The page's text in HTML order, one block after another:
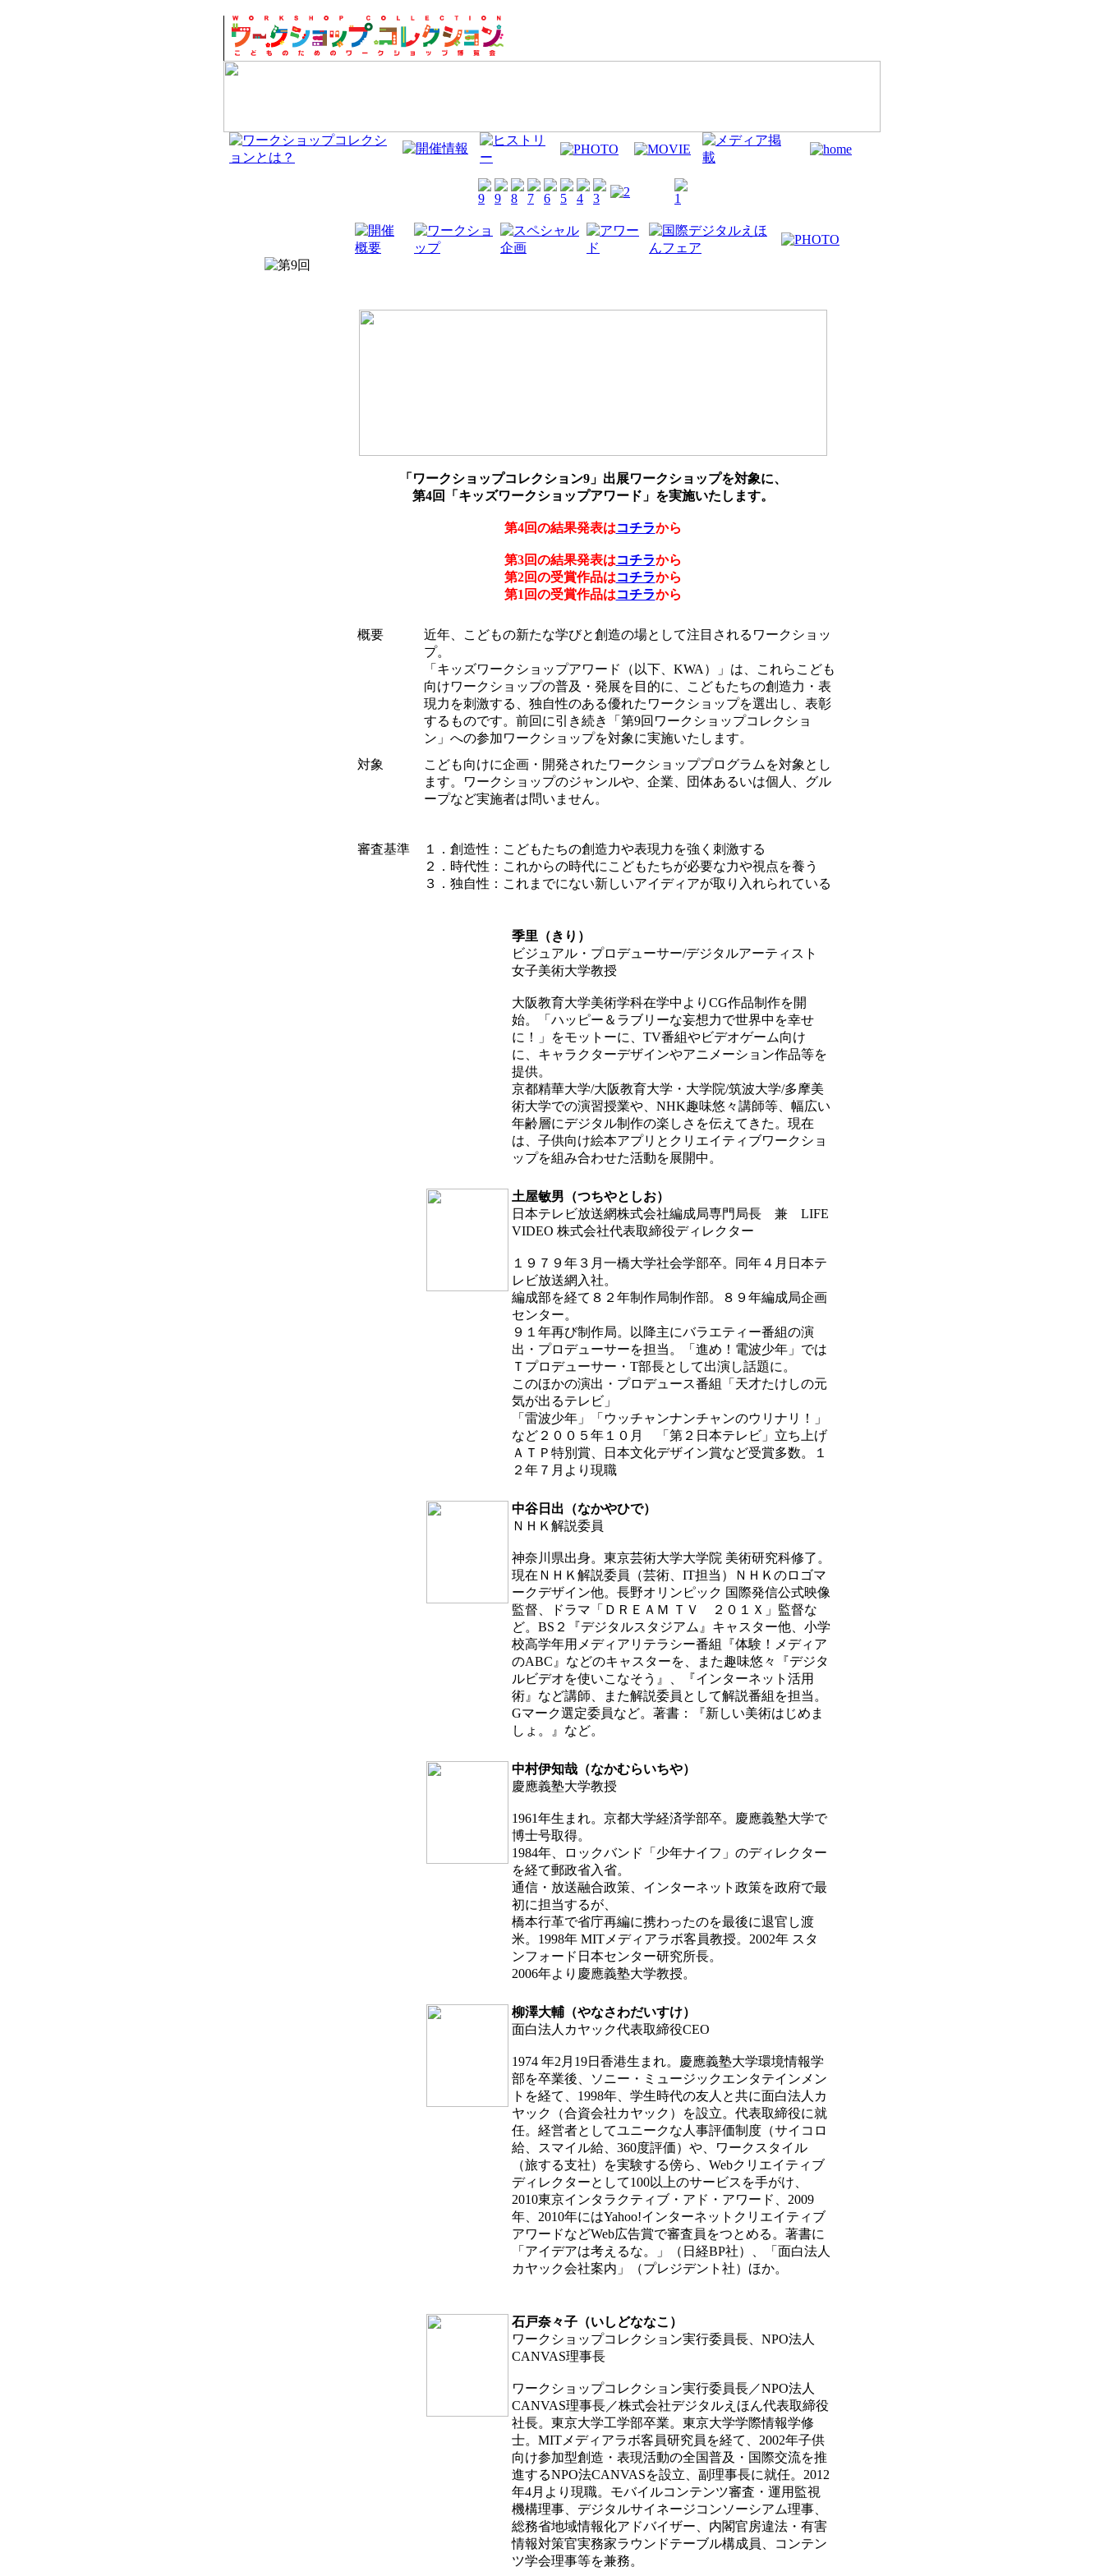
「ワークショップコレクション9」出展ワークショップを対象に、
第4回「キッズワークショップアワード」を実施いたします。
第4回の結果発表はコチラから
第3回の結果発表はコチラから
第2回の受賞作品はコチラから
第1回の受賞作品はコチラから
概要
近年、こどもの新たな学びと創造の場として注目されるワークショッ
プ。
「キッズワークショップアワード（以下、KWA）」は、これらこども
向けワークショップの普及・発展を目的に、こどもたちの創造力・表
現力を刺激する、独自性のある優れたワークショップを選出し、表彰
するものです。前回に引き続き「第9回ワークショップコレクショ
ン」への参加ワークショップを対象に実施いたします。
対象
こども向けに企画・開発されたワークショッププログラムを対象とし
ます。ワークショップのジャンルや、企業、団体あるいは個人、グル
ープなど実施者は問いません。
審査基準
１．創造性：こどもたちの創造力や表現力を強く刺激する
２．時代性：これからの時代にこどもたちが必要な力や視点を養う
３．独自性：これまでにない新しいアイディアが取り入れられている
季里（きり）
ビジュアル・プロデューサー/デジタルアーティスト
女子美術大学教授
大阪教育大学美術学科在学中よりCG作品制作を開
始。「ハッピー＆ラブリーな妄想力で世界中を幸せ
に！」をモットーに、TV番組やビデオゲーム向け
に、キャラクターデザインやアニメーション作品等を
提供。
京都精華大学/大阪教育大学・大学院/筑波大学/多摩美
術大学での演習授業や、NHK趣味悠々講師等、幅広い
年齢層にデジタル制作の楽しさを伝えてきた。現在
は、子供向け絵本アプリとクリエイティブワークショ
ップを組み合わせた活動を展開中。
土屋敏男（つちやとしお）
日本テレビ放送網株式会社編成局専門局長 兼 LIFE
VIDEO 株式会社代表取締役ディレクター
１９７９年３月一橋大学社会学部卒。同年４月日本テ
レビ放送網入社。
編成部を経て８２年制作局制作部。８９年編成局企画
センター。
９１年再び制作局。以降主にバラエティー番組の演
出・プロデューサーを担当。「進め！電波少年」では
Ｔプロデューサー・T部長として出演し話題に。
このほかの演出・プロデュース番組「天才たけしの元
気が出るテレビ」
「雷波少年」「ウッチャンナンチャンのウリナリ！」
など２００５年１０月 「第２日本テレビ」立ち上げ
ＡＴＰ特別賞、日本文化デザイン賞など受賞多数。１
２年７月より現職
中谷日出（なかやひで）
ＮＨＫ解説委員
神奈川県出身。東京芸術大学大学院 美術研究科修了。
現在ＮＨＫ解説委員（芸術、IT担当）ＮＨＫのロゴマ
ークデザイン他。長野オリンピック 国際発信公式映像
監督、ドラマ「ＤＲＥＡＭ ＴＶ ２０１Ｘ」監督な
ど。BS２『デジタルスタジアム』キャスター他、小学
校高学年用メディアリテラシー番組『体験！メディア
のABC』などのキャスターを、また趣味悠々『デジタ
ルビデオを使いこなそう』、『インターネット活用
術』など講師、また解説委員として解説番組を担当。
Gマーク選定委員など。著書：『新しい美術はじめま
しょ。』など。
中村伊知哉（なかむらいちや）
慶應義塾大学教授
1961年生まれ。京都大学経済学部卒。慶應義塾大学で
博士号取得。
1984年、ロックバンド「少年ナイフ」のディレクター
を経て郵政省入省。
通信・放送融合政策、インターネット政策を政府で最
初に担当するが、
橋本行革で省庁再編に携わったのを最後に退官し渡
米。1998年 MITメディアラボ客員教授。2002年 スタ
ンフォード日本センター研究所長。
2006年より慶應義塾大学教授。
柳澤大輔（やなさわだいすけ）
面白法人カヤック代表取締役CEO
1974 年2月19日香港生まれ。慶應義塾大学環境情報学
部を卒業後、ソニー・ミュージックエンタテインメン
トを経て、1998年、学生時代の友人と共に面白法人カ
ヤック（合資会社カヤック）を設立。代表取締役に就
任。経営者としてユニークな人事評価制度（サイコロ
給、スマイル給、360度評価）や、ワークスタイル
（旅する支社）を実験する傍ら、Webクリエイティブ
ディレクターとして100以上のサービスを手がけ、
2010東京インタラクティブ・アド・アワード、2009
年、2010年にはYahoo!インターネットクリエイティブ
アワードなどWeb広告賞で審査員をつとめる。著書に
「アイデアは考えるな。」（日経BP社）、「面白法人
カヤック会社案内」（プレジデント社）ほか。
石戸奈々子（いしどななこ）
ワークショップコレクション実行委員長、NPO法人
CANVAS理事長
ワークショップコレクション実行委員長／NPO法人
CANVAS理事長／株式会社デジタルえほん代表取締役
社長。東京大学工学部卒業。東京大学学際情報学修
士。MITメディアラボ客員研究員を経て、2002年子供
向け参加型創造・表現活動の全国普及・国際交流を推
進するNPO法CANVASを設立、副理事長に就任。2012
年4月より現職。モバイルコンテンツ審査・運用監視
機構理事、デジタルサイネージコンソーシアム理事、
総務省地域情報化アドバイザー、内閣官房違法・有害
情報対策官実務家ラウンドテーブル構成員、コンテン
ツ学会理事等を兼務。